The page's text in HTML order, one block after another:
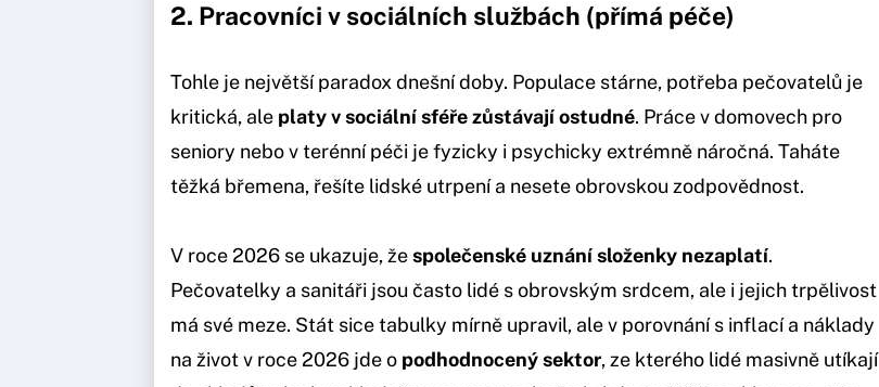
2. Pracovníci v sociálních službách (přímá péče)
Tohle je největší paradox dnešní doby. Populace stárne, potřeba pečovatelů je
kritická, ale platy v sociální sféře zůstávají ostudné. Práce v domovech pro
seniory nebo v terénní péči je fyzicky i psychicky extrémně náročná. Taháte
těžká břemena, řešíte lidské utrpení a nesete obrovskou zodpovědnost.
V roce 2026 se ukazuje, žespolečenské uznání složenky nezaplatí.
Pečovatelky a sanitáři jsou často lidé s obrovským srdcem, ale i jejich trpělivost
má své meze. Stát sice tabulky mírně upravil, ale v porovnání s inflací a náklady
na život v roce 2026 jde o podhodnocený sektor, ze kterého lidé masivně utíkají